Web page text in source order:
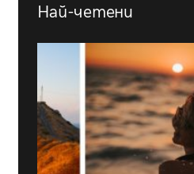
Най-четени